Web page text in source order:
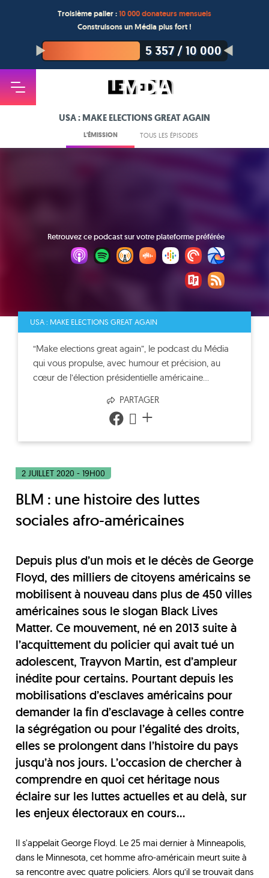
Troisième palier :10 000 donateurs mensuels
Construisons un Média plus fort !
5 357/10 000
USA : MAKE ELECTIONS GREAT AGAIN
L'ÉMISSION TOUS LES ÉPISODES
Retrouvez ce podcast sur votre plateforme préférée
USA : MAKE ELECTIONS GREAT AGAIN
“Make elections great again”, le podcast du Média
qui vous propulse, avec humour et précision, au
cœur de l’élection présidentielle américaine...
PARTAGER
+
2 JUILLET 2020 - 19H00
BLM : une histoire des luttes
sociales afro-américaines
Depuis plus d’un mois et le décès de George
Floyd, des milliers de citoyens américains se
mobilisent à nouveau dans plus de 450 villes
américaines sous le slogan Black Lives
Matter. Ce mouvement, né en 2013 suite à
l’acquittement du policier qui avait tué un
adolescent, Trayvon Martin, est d’ampleur
inédite pour certains. Pourtant depuis les
mobilisations d’esclaves américains pour
demander la fin d’esclavage à celles contre
la ségrégation ou pour l’égalité des droits,
elles se prolongent dans l’histoire du pays
jusqu’à nos jours. L’occasion de chercher à
comprendre en quoi cet héritage nous
éclaire sur les luttes actuelles et au delà, sur
les enjeux électoraux en cours...
Il s'appelait George Floyd. Le 25 mai dernier à Minneapolis,
dans le Minnesota, cet homme afro-américain meurt suite à
sa rencontre avec quatre policiers. Alors qu’il se trouvait dans